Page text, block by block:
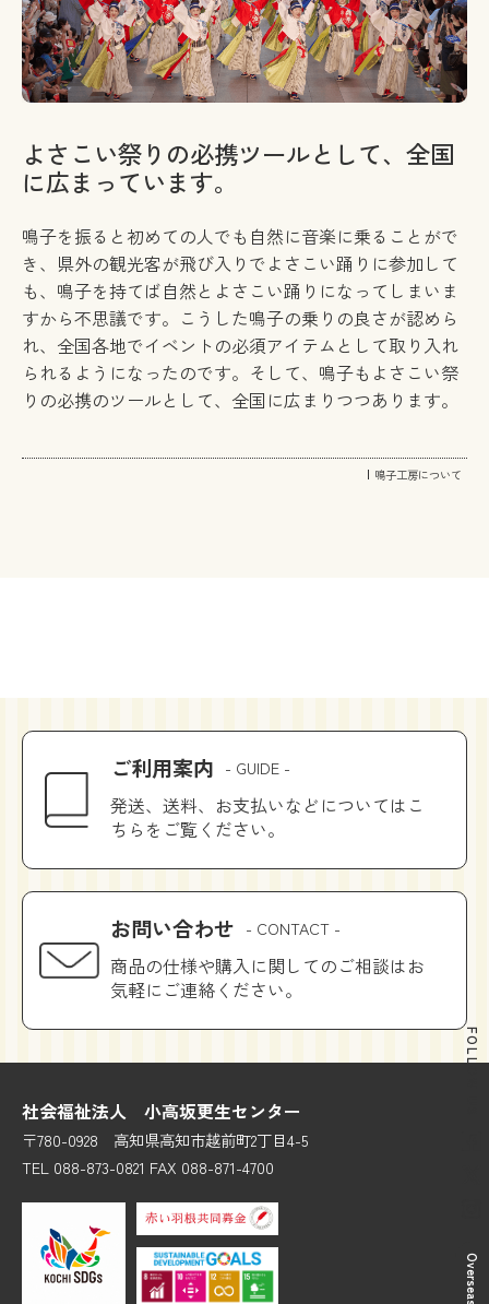
よさこい祭りの必携ツールとして、全国
に広まっています。
鳴子を振ると初めての人でも自然に音楽に乗ることがで
き、県外の観光客が飛び入りでよさこい踊りに参加して
も、鳴子を持てば自然とよさこい踊りになってしまいま
すから不思議です。こうした鳴子の乗りの良さが認めら
れ、全国各地でイベントの必須アイテムとして取り入れ
られるようになったのです。そして、鳴子もよさこい祭
りの必携のツールとして、全国に広まりつつあります。
鳴子工房について
ご利用案内 - GUIDE -
発送、送料、お支払いなどについてはこ
ちらをご覧ください。
お問い合わせ - CONTACT -
商品の仕様や購入に関してのご相談はお
気軽にご連絡ください。
社会福祉法人 小高坂更生センター
〒780-0928 高知県高知市越前町2丁目4-5
TEL 088-873-0821 FAX 088-871-4700
FOLLOW US